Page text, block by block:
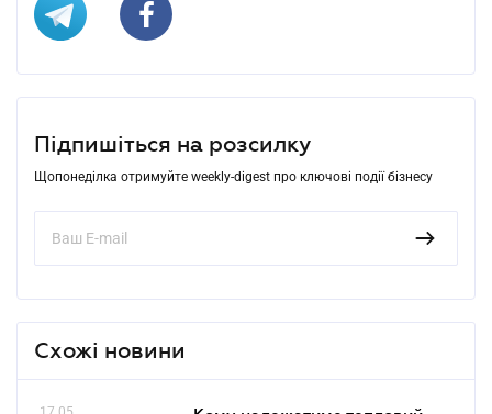
Підпишіться на розсилку
Щопонеділка отримуйте weekly-digest про ключові події бізнесу
Схожі новини